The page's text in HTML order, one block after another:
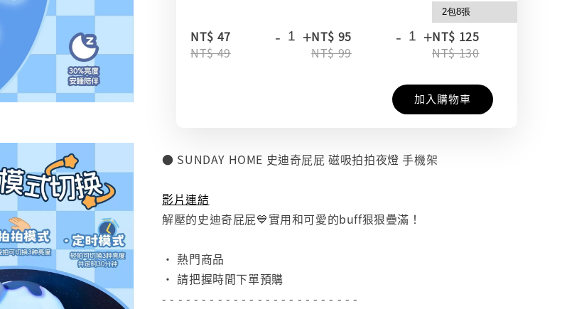
NT$ 47
NT$ 49
- +NT$ 95
NT$ 99
- +NT$ 125
NT$ 130
加入購物車
● SUNDAY HOME 史迪奇屁屁 磁吸拍拍夜燈 手機架
影片連結
解壓的史迪奇屁屁💙實用和可愛的buff狠狠疊滿！
• 熱門商品
• 請把握時間下單預購
- - - - - - - - - - - - - - - - - - - - - - - - -